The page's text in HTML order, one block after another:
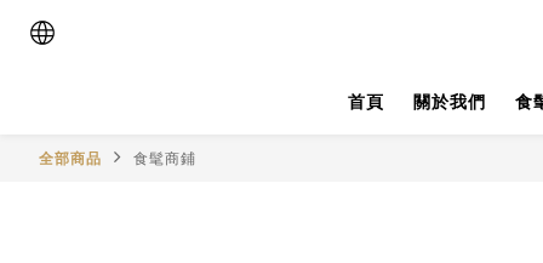
首頁 關於我們 食
全部商品 食髦商鋪